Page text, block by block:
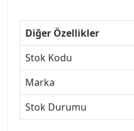
Diğer Özellikler
Stok Kodu
Marka
Stok Durumu